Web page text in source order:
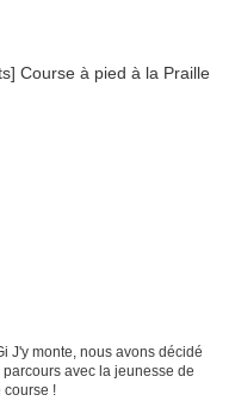
J'y monte, nous avons décidé
avec la jeunesse de
course !